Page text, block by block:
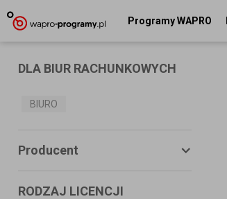
Programy WAPRO
DLA BIUR RACHUNKOWYCH
BIURO
Producent
RODZAJ LICENCJI